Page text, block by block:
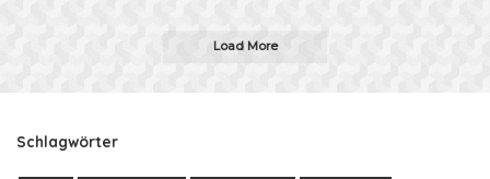
Load More
Schlagwörter